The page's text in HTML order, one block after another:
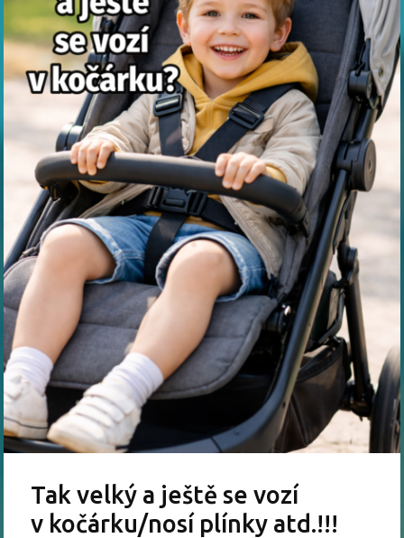
Tak velký a ještě se vozí
v kočárku/nosí plínky atd.!!!